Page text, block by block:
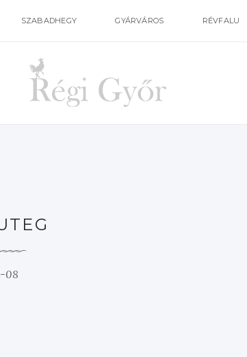
SZABADHEGY GYÁRVÁROS RÉVFALU
08